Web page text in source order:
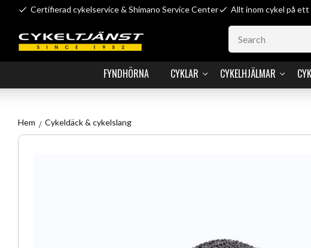
Certifierad cykelservice & Shimano Service Center Allt inom cykel på
FYNDHÖRNA CYKLAR CYKELHJÄLMAR
Hem Cykeldäck & cykelslang